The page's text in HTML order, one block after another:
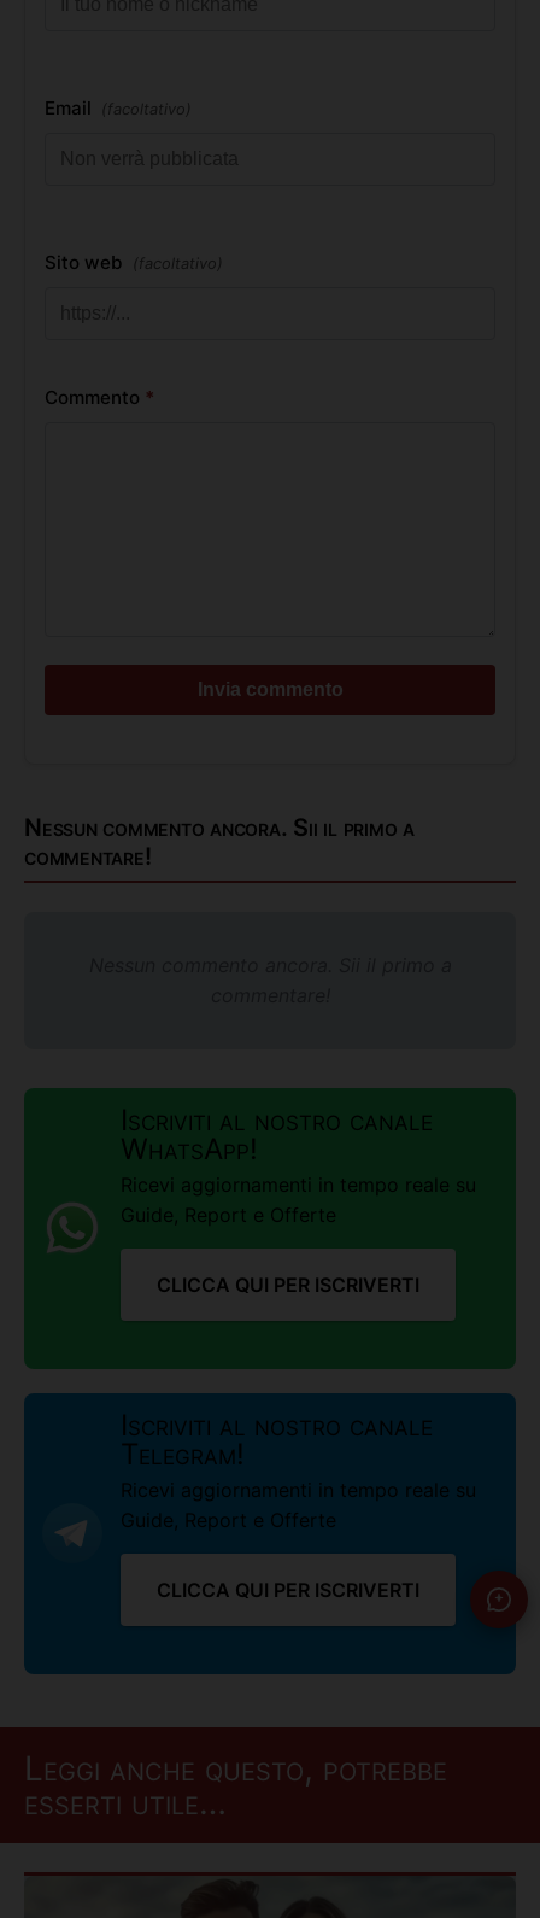
Email (facoltativo)
Sito web (facoltativo)
Commento *
Nessun commento ancora. Sii il primo a
commentare!
Iscriviti al nostro canale
WhatsApp!
Ricevi aggiornamenti in tempo reale su
Guide, Report e Offerte
CLICCA QUI PER ISCRIVERTI
Iscriviti al nostro canale
Telegram!
Ricevi aggiornamenti in tempo reale su
Guide, Report e Offerte
CLICCA QUI PER ISCRIVERTI
Leggi anche questo, potrebbe
esserti utile…